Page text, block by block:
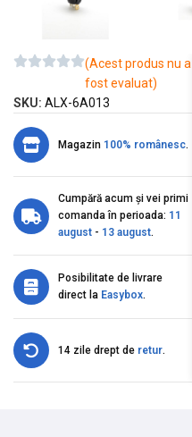
(Acest produs nu a
fost evaluat)
SKU: ALX-6A013
Magazin 100% românesc.
Cumpără acum și vei primi
comanda în perioada: 11
august - 13 august.
Posibilitate de livrare
direct la Easybox.
14 zile drept de retur.